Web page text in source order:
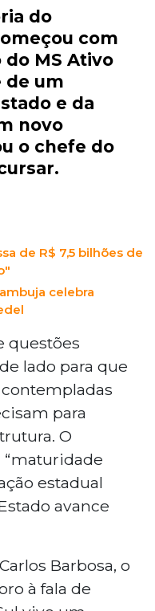
do
com
MS Ativo
de um
e da
novo
o chefe do
de R$ 7,5 bilhões de
celebra
questões
lado para que
para
O
estadual
avance
Barbosa, o
à fala de